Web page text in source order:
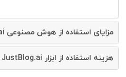
مزایای استفاده از هوش مصنوعی JustBlog.ai چیست؟
هزینه استفاده از ابزار JustBlog.ai چقدر است؟